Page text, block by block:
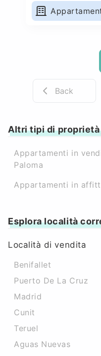
Back
Altri tipi di proprietà
Appartamenti in
Paloma
Appartamenti in
Esplora località
Località di vendita
Benifallet
Puerto De La Cruz
Madrid
Cunit
Teruel
Aguas Nuevas